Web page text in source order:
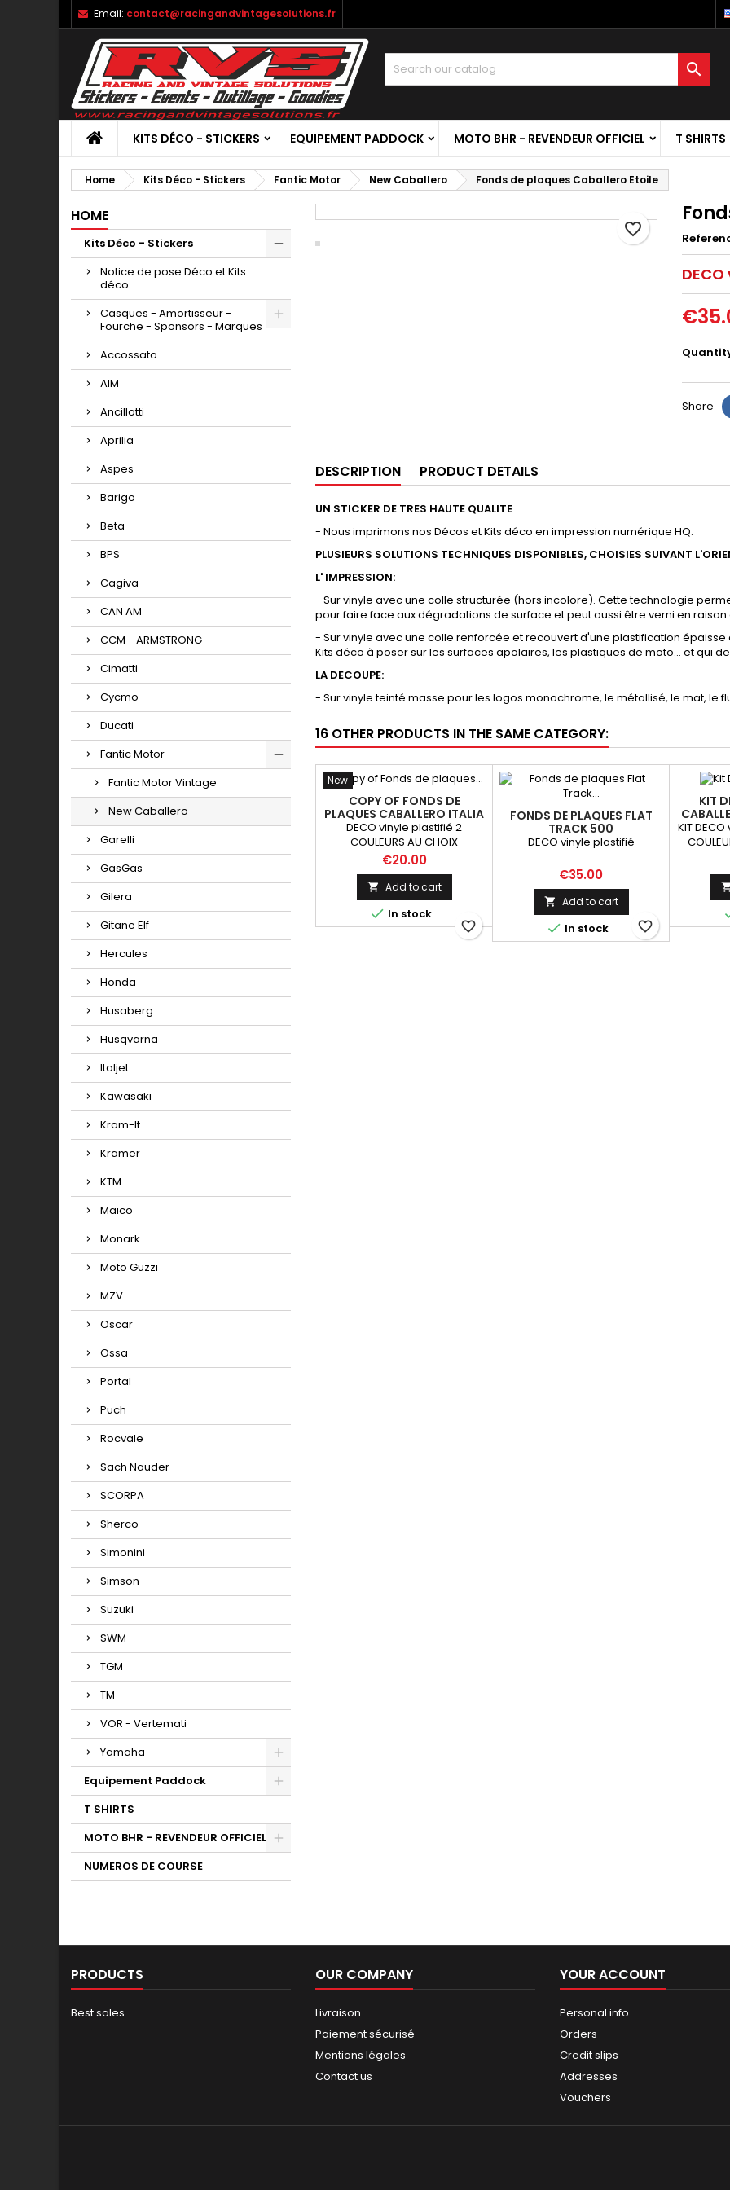
Email: contact@racingandvintagesolutions.fr

KITS DÉCO - STICKERS EQUIPEMENT PADDOCK MOTO BHR - REVENDEUR OFFICIEL T SHIRTS
Home Kits Déco - Stickers Fantic Motor New Caballero Fonds de plaques Caballero Etoile
HOME
Kits Déco - Stickers
Notice de pose Déco et Kits
déco
Casques - Amortisseur -
Fourche - Sponsors - Marques
Accossato
AIM
Ancillotti
Aprilia
Aspes
Barigo
Beta
BPS
Cagiva
CAN AM
CCM - ARMSTRONG
Cimatti
Cycmo
Ducati
Fantic Motor
Fantic Motor Vintage
New Caballero
Garelli
GasGas
Gilera
Gitane Elf
Hercules
Honda
Husaberg
Husqvarna
Italjet
Kawasaki
Kram-It
Kramer
KTM
Maico
Monark
Moto Guzzi
MZV
Oscar
Ossa
Portal
Puch
Rocvale
Sach Nauder
SCORPA
Sherco
Simonini
Simson
Suzuki
SWM
TGM
TM
VOR - Vertemati
Yamaha
Equipement Paddock
T SHIRTS
MOTO BHR - REVENDEUR OFFICIEL
NUMEROS DE COURSE
favorite_border
Share
DESCRIPTION PRODUCT DETAILS
UN STICKER DE TRES HAUTE QUALITE
- Nous imprimons nos Décos et Kits déco en impression numérique HQ.
PLUSIEURS SOLUTIONS TECHNIQUES DISPONIBLES, CHOISIES SUIVANT
L' IMPRESSION:
- Sur vinyle avec une colle structurée (hors incolore). Cette technologie
pour faire face aux dégradations de surface et peut aussi être verni en
- Sur vinyle avec une colle renforcée et recouvert d'une plastification
Kits déco à poser sur les surfaces apolaires, les plastiques de moto... et qui
LA DECOUPE:
- Sur vinyle teinté masse pour les logos monochrome, le métallisé, le mat, le
16 OTHER PRODUCTS IN THE SAME CATEGORY:
New
COPY OF FONDS DE
PLAQUES CABALLERO ITALIA
125
DECO vinyle plastifié 2
COULEURS AU CHOIX
Price
€20.00
 Add to cart
 In stock
favorite_border
FONDS DE PLAQUES FLAT
TRACK 500
DECO vinyle plastifié
Price
€35.00
 Add to cart
 In stock favorite_border
KIT
KIT
POUVEZ
PRODUCTS
Best sales
OUR COMPANY
Livraison
Paiement sécurisé
Mentions légales
Contact us
YOUR ACCOUNT
Personal info
Orders
Credit slips
Addresses
Vouchers